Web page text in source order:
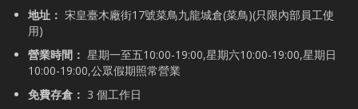
地址： 宋皇臺木廠街17號菜鳥九龍城倉(菜鳥)(只限內部員工使
用)
營業時間： 星期一至五10:00-19:00,星期六10:00-19:00,星期日
10:00-19:00,公眾假期照常營業
免費存倉： 3 個工作日